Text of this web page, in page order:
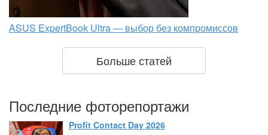
ASUS ExpertBook Ultra — выбор без компромиссов
Больше статей
Последние фоторепортажи
Profit Contact Day 2026